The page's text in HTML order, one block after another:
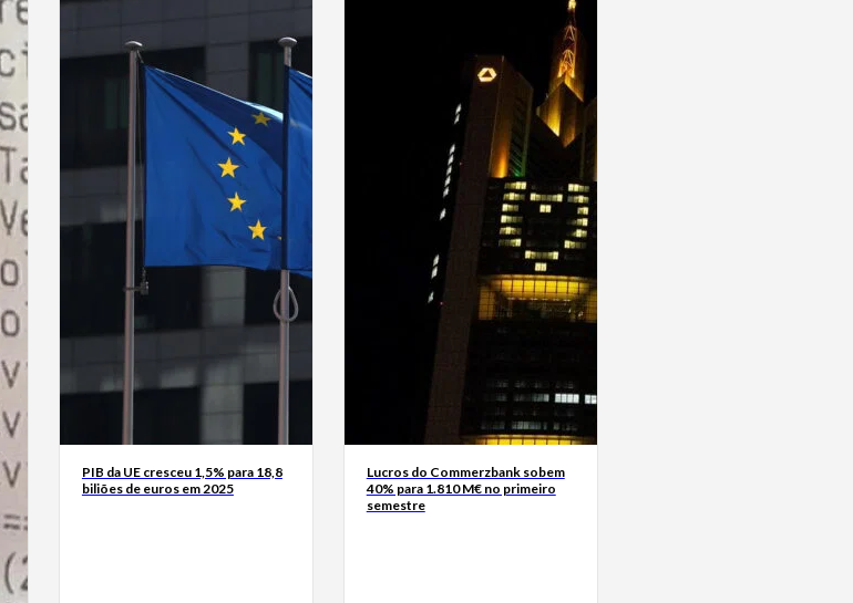
PIB da UE cresceu 1,5% para 18,8
biliões de euros em 2025
Lucros do Commerzbank sobem
40% para 1.810 M€ no primeiro
semestre